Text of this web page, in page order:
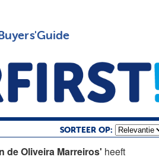
SORTEER OP:
de Oliveira Marreiros' heeft